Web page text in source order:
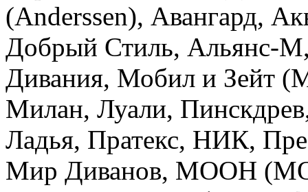
(Anderssen), Авангард,
Добрый Стиль, Альянс-
Дивания, Мобил и Зейт
Милан, Луали,
Ладья, Пратекс, НИК,
Мир Диванов, МООН